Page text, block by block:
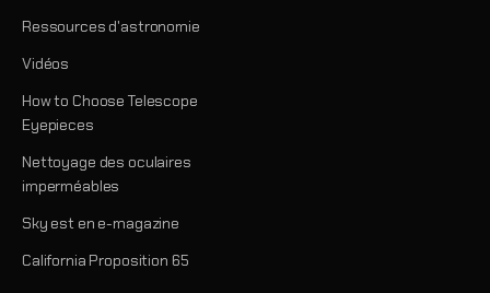
Ressources d'astronomie
Vidéos
How to Choose Telescope
Eyepieces
Nettoyage des oculaires
imperméables
Sky est en e-magazine
California Proposition 65